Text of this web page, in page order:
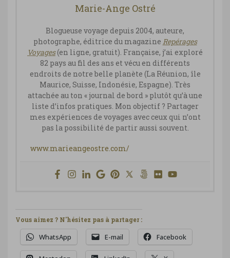
Marie-Ange Ostré
Blogueuse voyage depuis 2004, auteure,
photographe, éditrice du magazine Repérages
Voyages(en ligne, gratuit). Française, j’ai exploré
82 pays au fil des ans et vécu en différents
endroits de notre belle planète (La Réunion, île
Maurice, Suisse, Indonésie, Espagne). Très
attachée au ton « journal de bord » plutôt qu’à une
liste d’infos pratiques. Mon objectif ? Partager
mes expériences de voyages avec ceux qui n’ont
pas la possibilité de partir aussi souvent.
www.marieangeostre.com/
Vous aimez ? N'hésitez pas à partager :
WhatsApp E-mail Facebook